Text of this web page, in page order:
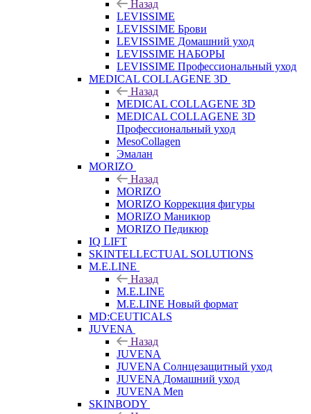
Назад
LEVISSIME
LEVISSIME Брови
LEVISSIME Домашний уход
LEVISSIME НАБОРЫ
LEVISSIME Профессиональный уход
MEDICAL COLLAGENE 3D
Назад
MEDICAL COLLAGENE 3D
MEDICAL COLLAGENE 3D
Профессиональный уход
MesoCollagen
Эмалан
MORIZO
Назад
MORIZO
MORIZO Коррекция фигуры
MORIZO Маникюр
MORIZO Педикюр
IQ LIFT
SKINTELLECTUAL SOLUTIONS
M.E.LINE
Назад
M.E.LINE
M.E.LINE Новый формат
MD:CEUTICALS
JUVENA
Назад
JUVENA
JUVENA Солнцезащитный уход
JUVENA Домашний уход
JUVENA Men
SKINBODY